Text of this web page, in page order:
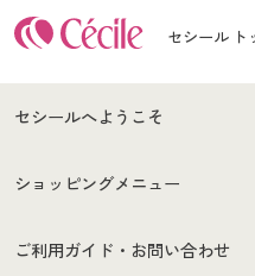
セシール ト
セシールへようこそ
はじめての方へ
セシールご利用規約
ショッピングメニュー
商品カテゴリ
ご利用ガイド・お問い合わせ